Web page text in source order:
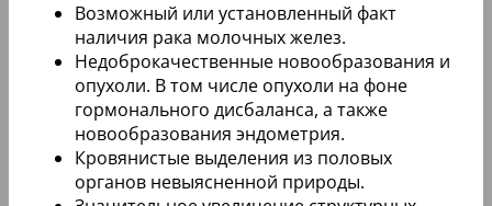
Возможный или установленный факт
наличия рака молочных желез.
Недоброкачественные новообразования и
опухоли. В том числе опухоли на фоне
гормонального дисбаланса, а также
новообразования эндометрия.
Кровянистые выделения из половых
органов невыясненной природы.